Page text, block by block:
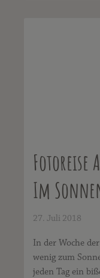
Fotoreise
Im
27. Juli 2018
In der Woche
wenig zum
jeden Tag ein